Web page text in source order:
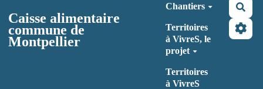
Caisse alimentaire
commune de
Montpellier
Chantiers
Territoires
à VivreS, le
projet
Territoires
à VivreS